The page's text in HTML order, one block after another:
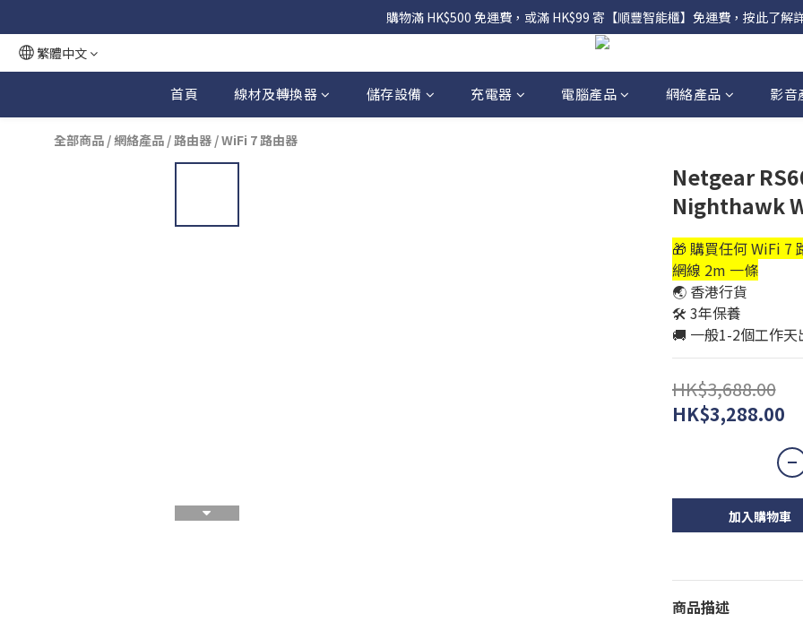
購物滿 HK$500 免運費，或滿 HK$99 寄【順豐智能櫃】免運費，按此了解
繁體中文
首頁 線材及轉換器 儲存設備 充電器 電腦產品 網絡產品 影音
全部商品 /網絡產品 /路由器 /WiFi 7 路由器
Netgear
Nighthawk
🎁 購買任何 WiFi 7
網線 2m 一條
🌏 香港行貨
🛠️ 3年保養
🚚 一般1-2個工作天
HK$3,688.00
HK$3,288.00
加入購物車
商品描述